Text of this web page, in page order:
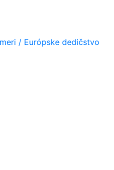
/ Európske dedičstvo